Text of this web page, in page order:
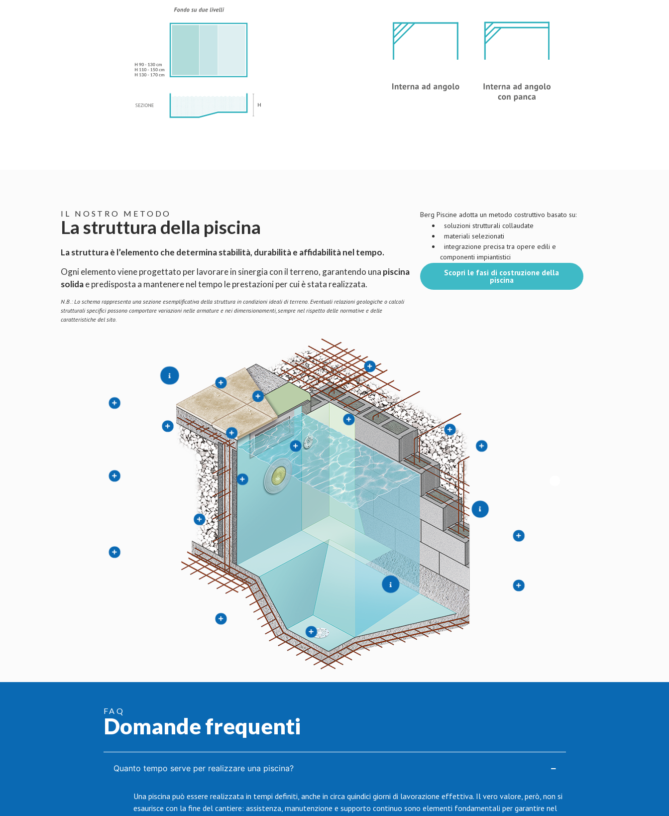
IL NOSTRO METODO
La struttura della piscina
La struttura è l’elemento che determina stabilità, durabilità e affidabilità nel tempo.
Ogni elemento viene progettato per lavorare in sinergia con il terreno, garantendo una piscina
solidae predisposta a mantenere nel tempo le prestazioni per cui è stata realizzata.
N.B.:Lo schema rappresenta una sezione esemplificativa della struttura in condizioni ideali di terreno. Eventuali relazioni geologiche o calcoli
strutturali specifici possono comportare variazioni nelle armature e nei dimensionamenti, sempre nel rispetto delle normative e delle
caratteristiche del sito.
Berg Piscine adotta un metodo costruttivo basato su:
soluzioni strutturali collaudate
materiali selezionati
integrazione precisa tra opere edili e
componenti impiantistici
Scopri le fasi di costruzione della
piscina
FAQ
Domande frequenti
Quanto tempo serve per realizzare una piscina?
Una piscina può essere realizzata in tempi definiti, anche in circa quindici giorni di lavorazione effettiva. Il vero valore, però, non si
esaurisce con la fine del cantiere: assistenza, manutenzione e supporto continuo sono elementi fondamentali per garantire nel